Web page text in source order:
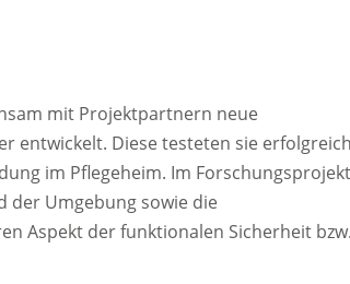
mit Projektpartnern neue
entwickelt. Diese testeten sie erfolgreich
im Pflegeheim. Im Forschungsprojekt
der Umgebung sowie die
Aspekt der funktionalen Sicherheit bzw.